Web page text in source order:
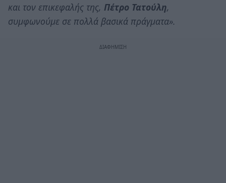
και τον επικεφαλής της, Πέτρο Τατούλη,
συμφωνούμε σε πολλά βασικά πράγματα».